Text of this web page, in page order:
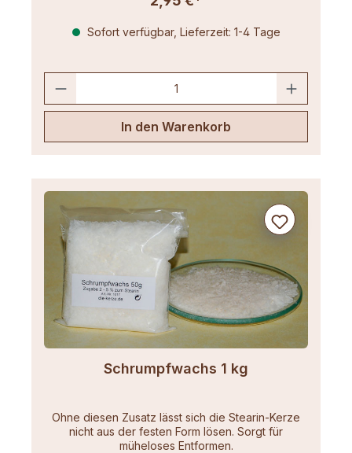
Sofort verfügbar, Lieferzeit: 1-4 Tage
In den Warenkorb
Schrumpfwachs 1 kg
Ohne diesen Zusatz lässt sich die Stearin-Kerze
nicht aus der festen Form lösen. Sorgt für
müheloses Entformen.